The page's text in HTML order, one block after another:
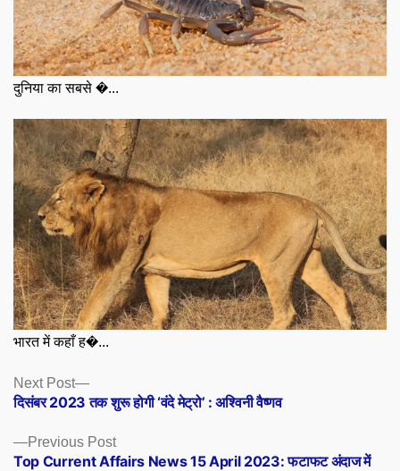
दुनिया का सबसे �...
भारत में कहाँ ह�...
Posts
navigation
Previous PostPrevious
post:
Top Current Affairs News 15 April 2023: फटाफट अंदाज में
Next Post
Next
post:
दिसंबर 2023 तक शुरू होगी ‘वंदे मेट्रो’ : अश्विनी वैष्णव